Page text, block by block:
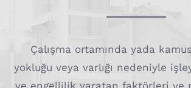
Çalışma ortamında yada
yokluğu veya varlığı nedeniyle
ve engellilik yaratan faktörleri ve